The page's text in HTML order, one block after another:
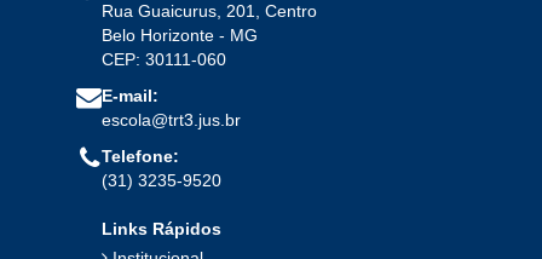
Rua Guaicurus, 201, Centro
Belo Horizonte - MG
CEP: 30111-060
E-mail:
escola@trt3.jus.br
Telefone:
(31) 3235-9520
Links Rápidos